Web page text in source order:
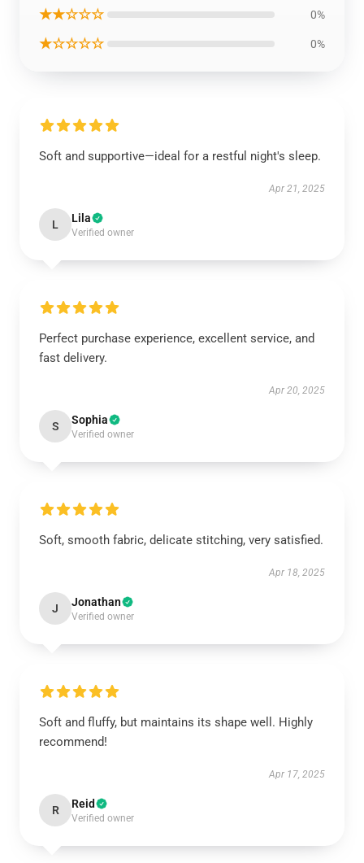
★★☆☆☆ 0%
★☆☆☆☆ 0%
Soft and supportive—ideal for a restful night's sleep.
Apr 21, 2025
L Lila
Verified owner
Perfect purchase experience, excellent service, and
fast delivery.
Apr 20, 2025
S Sophia
Verified owner
Soft, smooth fabric, delicate stitching, very satisfied.
Apr 18, 2025
J Jonathan
Verified owner
Soft and fluffy, but maintains its shape well. Highly
recommend!
Apr 17, 2025
R Reid
Verified owner